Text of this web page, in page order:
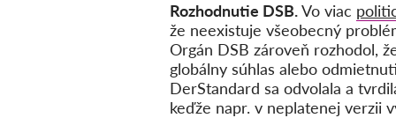
Rozhodnutie DSB.Vo viac
že neexistuje všeobecný
Orgán DSB zároveň rozhodol,
globálny súhlas alebo
DerStandard sa odvolala a
keďže napr. v neplatenej verzii